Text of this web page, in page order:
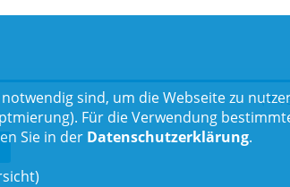
sind, um die Webseite zu
Für die Verwendung
Sie in der Datenschutzerklärung.
)